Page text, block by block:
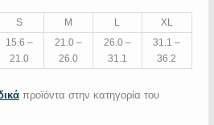
S M L
XL
15.6 –
21.0
21.0 –
26.0
26.0 –
31.1
31.1 –
36.2
προϊόντα στην κατηγορία του